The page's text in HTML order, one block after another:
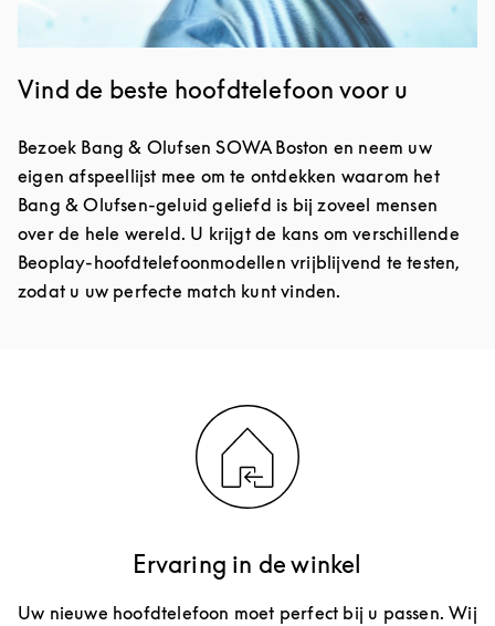
Vind de beste hoofdtelefoon voor u
Bezoek Bang & Olufsen SOWA Boston en neem uw
eigen afspeellijst mee om te ontdekken waarom het
Bang & Olufsen-geluid geliefd is bij zoveel mensen
over de hele wereld. U krijgt de kans om verschillende
Beoplay-hoofdtelefoonmodellen vrijblijvend te testen,
zodat u uw perfecte match kunt vinden.
Ervaring in de winkel
Uw nieuwe hoofdtelefoon moet perfect bij u passen. Wij